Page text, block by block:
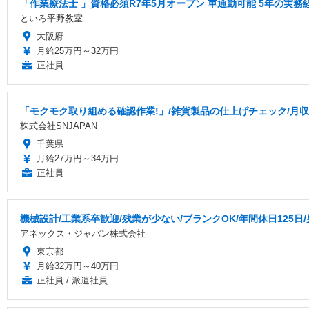
「作業療法士 」資格必須R7年5月オープン 車通勤可能 5年の実
といろ平野教室
大阪府
月給25万円～32万円
正社員
「モクモク取り組める確認作業!」/雑貨製品の仕上げチェック/月
株式会社SNJAPAN
千葉県
月給27万円～34万円
正社員
機械設計/工業系卒歓迎/残業が少ない/ブランクOK/年間休日125日/
アネックス・ジャパン株式会社
東京都
月給32万円～40万円
正社員 / 派遣社員